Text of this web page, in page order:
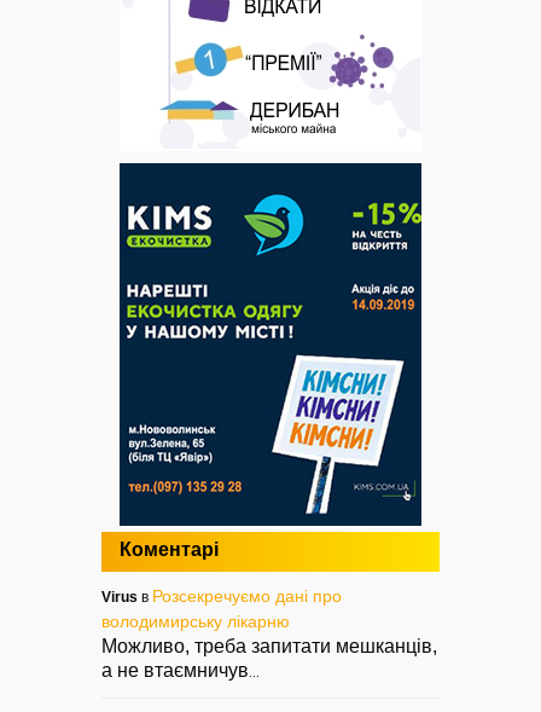
Коментарі
Virus в Розсекречуємо дані про
володимирську лікарню
Можливо, треба запитати мешканців,
а не втаємничув...